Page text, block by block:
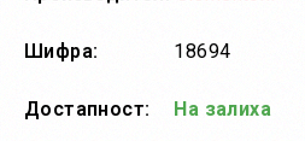
Шифра: 18694
Достапност: На залиха